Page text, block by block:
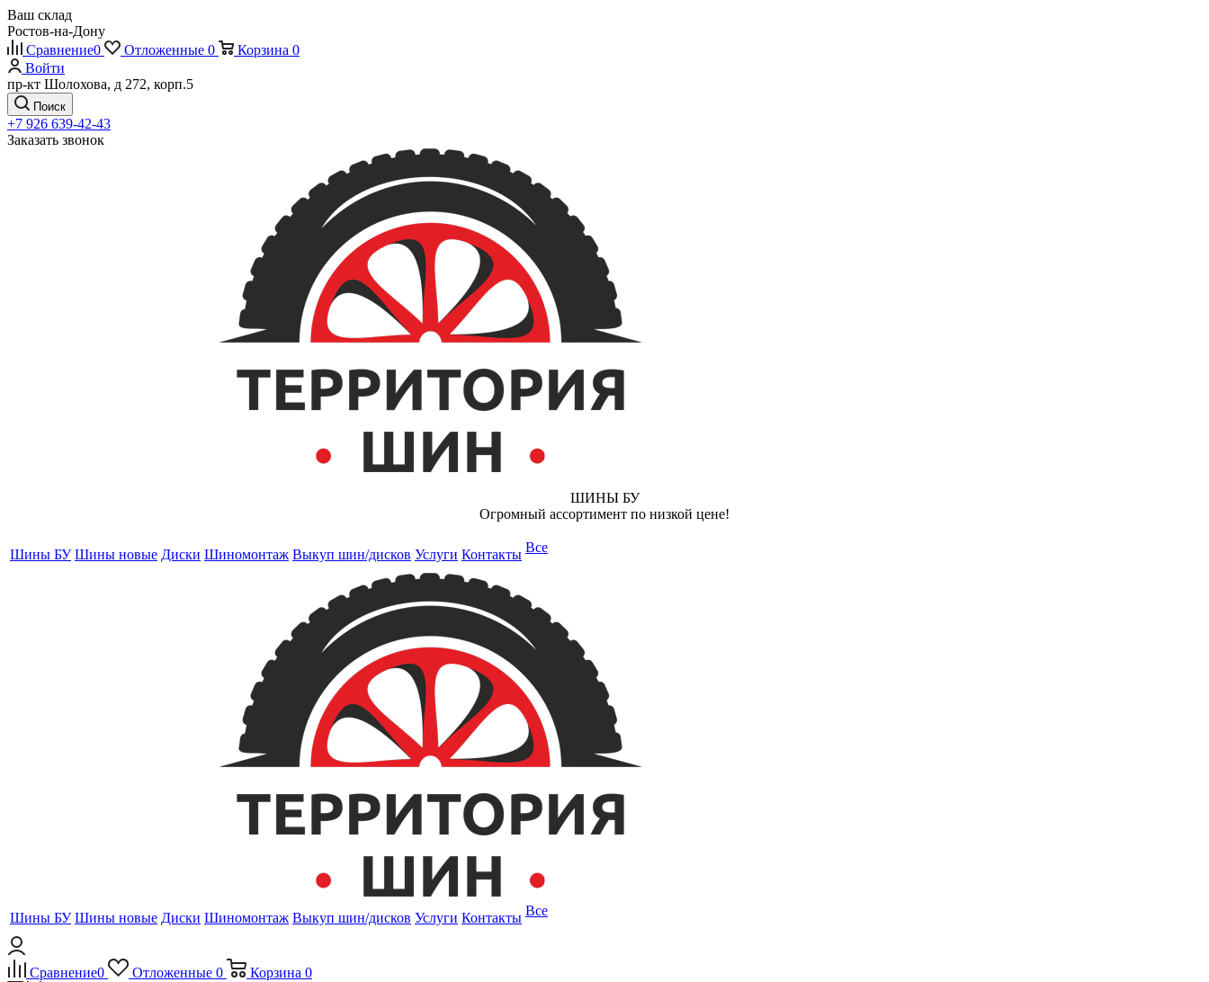
Ваш склад
Ростов-на-Дону
Сравнение0 Отложенные 0 Корзина 0
Войти
пр-кт Шолохова, д 272, корп.5
Поиск
+7 926 639-42-43
Заказать звонок
ШИНЫ БУ
Огромный ассортимент по низкой цене!
Шины БУ Шины новые Диски Шиномонтаж Выкуп шин/дисков Услуги Контакты Все
Шины БУ Шины новые Диски Шиномонтаж Выкуп шин/дисков Услуги Контакты Все
Сравнение0 Отложенные 0 Корзина 0